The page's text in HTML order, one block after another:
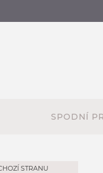
SPODNÍ
STRANU